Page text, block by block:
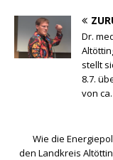
Dr.
stellt
8.7.
von
Wie die
den Landkreis